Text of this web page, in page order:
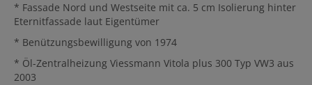
* Fassade Nord und Westseite mit ca. 5 cm Isolierung hinter
Eternitfassade laut Eigentümer
* Benützungsbewilligung von 1974
* Öl-Zentralheizung Viessmann Vitola plus 300 Typ VW3 aus
2003